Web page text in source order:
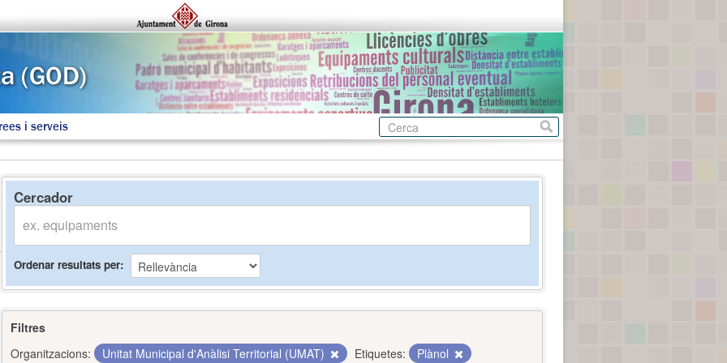
i serveis
Cercador
Ordenar resultats per
Filtres
Organitzacions:
Unitat Municipal d'Anàlisi Territorial (UMAT) Etiquetes: Plànol